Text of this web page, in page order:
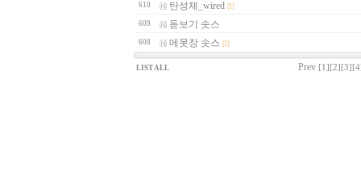
610 탄성체_wired [1]
609 돋보기 솟스
608 메못장 솟스 [1]
LIST ALL Prev [1] [2] [3]